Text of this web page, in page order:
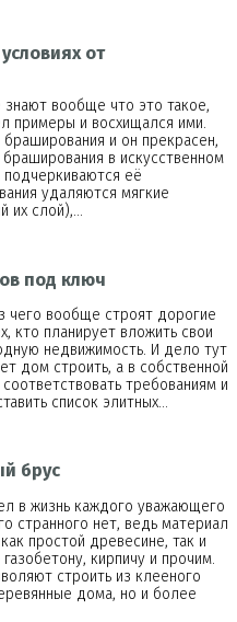
от
вообще что это такое,
примеры и восхищался ими.
и он прекрасен,
в искусственном
подчеркиваются её
удаляются мягкие
их слой),…
под ключ
чего вообще строят дорогие
кто планирует вложить свои
недвижимость. И дело тут
дом строить, а в собственной
требованиям и
список элитных…
брус
в жизнь каждого уважающего
странного нет, ведь материал
простой древесине, так и
кирпичу и прочим.
строить из клееного
дома, но и более